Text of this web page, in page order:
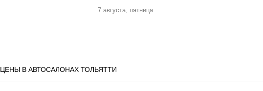
7 августа, пятница
ЦЕНЫ В АВТОСАЛОНАХ ТОЛЬЯТТИ